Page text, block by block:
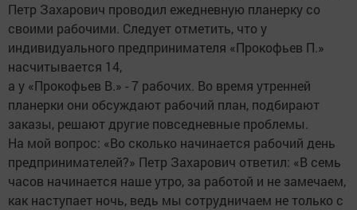
Петр Захарович проводил ежедневную планерку со
своими рабочими. Следует отметить, что у
индивидуального предпринимателя «Прокофьев П.»
насчитывается 14,
а у «Прокофьев В.» - 7 рабочих. Во время утренней
планерки они обсуждают рабочий план, подбирают
заказы, решают другие повседневные проблемы.
На мой вопрос: «Во сколько начинается рабочий день
предпринимателей?» Петр Захарович ответил: «В семь
часов начинается наше утро, за работой и не замечаем,
как наступает ночь, ведь мы сотрудничаем не только с